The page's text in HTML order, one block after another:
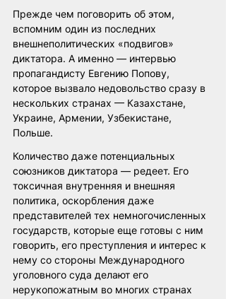
Прежде чем поговорить об этом,
вспомним один из последних
внешнеполитических «подвигов»
диктатора. А именно — интервью
пропагандисту Евгению Попову,
которое вызвало недовольство сразу в
нескольких странах — Казахстане,
Украине, Армении, Узбекистане,
Польше.
Количество даже потенциальных
союзников диктатора — редеет. Его
токсичная внутренняя и внешняя
политика, оскорбления даже
представителей тех немногочисленных
государств, которые еще готовы с ним
говорить, его преступления и интерес к
нему со стороны Международного
уголовного суда делают его
нерукопожатным во многих странах